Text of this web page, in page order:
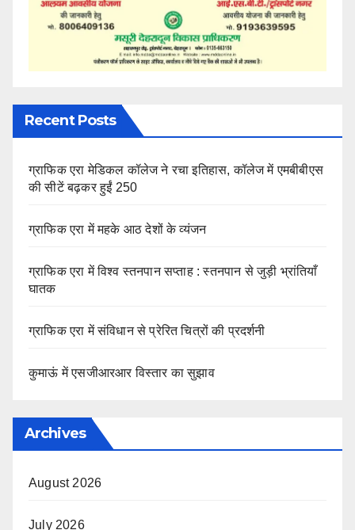
Recent Posts
ग्राफिक एरा मेडिकल कॉलेज ने रचा इतिहास, कॉलेज में एमबीबीएस
की सीटें बढ़कर हुईं 250
ग्राफिक एरा में महके आठ देशों के व्यंजन
ग्राफिक एरा में विश्व स्तनपान सप्ताह : स्तनपान से जुड़ी भ्रांतियाँ
घातक
ग्राफिक एरा में संविधान से प्रेरित चित्रों की प्रदर्शनी
कुमाऊं में एसजीआरआर विस्तार का सुझाव
Archives
August 2026
July 2026